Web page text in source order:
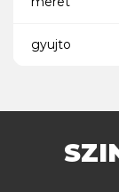
gyujto